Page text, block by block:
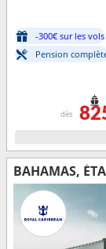
-300€ sur les vols
Pension
dès
BAHAMAS,